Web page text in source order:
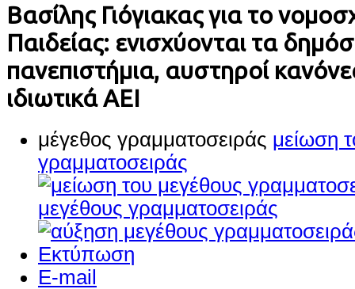
Βασίλης Γιόγιακας για το
Παιδείας: ενισχύονται τα
πανεπιστήμια, αυστηροί
ιδιωτικά ΑΕΙ
μέγεθος γραμματοσειράς μείωση
γραμματοσειράς
μεγέθους γραμματοσειράς
Εκτύπωση
E-mail